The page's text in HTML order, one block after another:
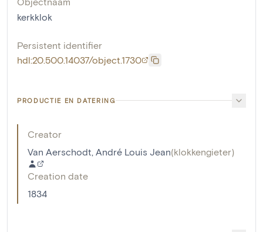
kerkklok
Persistent identifier
hdl:20.500.14037/object.1730
PRODUCTIE EN DATERING
Creator
Van Aerschodt, André Louis Jean(klokkengieter)
Creation date
1834